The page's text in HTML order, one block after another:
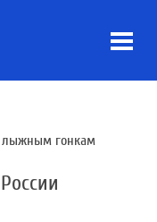
лыжным гонкам